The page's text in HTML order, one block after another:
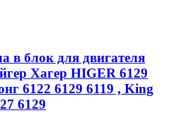
в блок для двигателя
Хагер HIGER 6129
6122 6129 6119 , King
6129